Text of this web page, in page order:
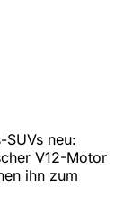
neu:
V12-Motor
ihn zum